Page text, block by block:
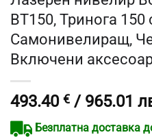
BT150, Тринога 150
Самонивелиращ,
Включени
493.40 € / 965.01
Безплатна доставка